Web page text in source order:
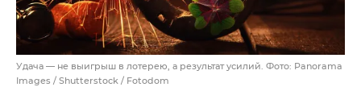
Удача — не выигрыш в лотерею, а результат усилий. Фото: Panorama
Images / Shutterstock / Fotodom